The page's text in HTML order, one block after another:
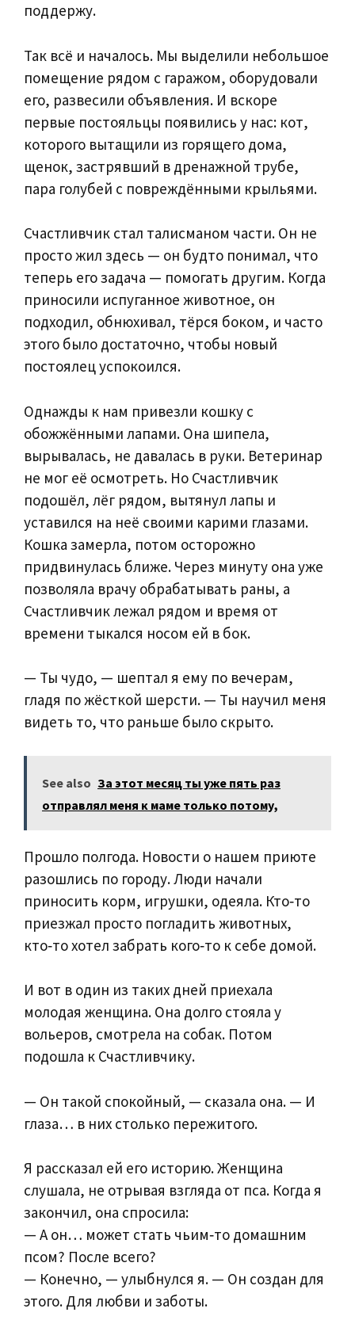
поддержу.
Так всё и началось. Мы выделили небольшое
помещение рядом с гаражом, оборудовали
его, развесили объявления. И вскоре
первые постояльцы появились у нас: кот,
которого вытащили из горящего дома,
щенок, застрявший в дренажной трубе,
пара голубей с повреждёнными крыльями.
Счастливчик стал талисманом части. Он не
просто жил здесь — он будто понимал, что
теперь его задача — помогать другим. Когда
приносили испуганное животное, он
подходил, обнюхивал, тёрся боком, и часто
этого было достаточно, чтобы новый
постоялец успокоился.
Однажды к нам привезли кошку с
обожжёнными лапами. Она шипела,
вырывалась, не давалась в руки. Ветеринар
не мог её осмотреть. Но Счастливчик
подошёл, лёг рядом, вытянул лапы и
уставился на неё своими карими глазами.
Кошка замерла, потом осторожно
придвинулась ближе. Через минуту она уже
позволяла врачу обрабатывать раны, а
Счастливчик лежал рядом и время от
времени тыкался носом ей в бок.
— Ты чудо, — шептал я ему по вечерам,
гладя по жёсткой шерсти. — Ты научил меня
видеть то, что раньше было скрыто.
See also За этот месяц ты уже пять раз
отправлял меня к маме только потому,
Прошло полгода. Новости о нашем приюте
разошлись по городу. Люди начали
приносить корм, игрушки, одеяла. Кто‑то
приезжал просто погладить животных,
кто‑то хотел забрать кого‑то к себе домой.
И вот в один из таких дней приехала
молодая женщина. Она долго стояла у
вольеров, смотрела на собак. Потом
подошла к Счастливчику.
— Он такой спокойный, — сказала она. — И
глаза… в них столько пережитого.
Я рассказал ей его историю. Женщина
слушала, не отрывая взгляда от пса. Когда я
закончил, она спросила:
— А он… может стать чьим‑то домашним
псом? После всего?
— Конечно, — улыбнулся я. — Он создан для
этого. Для любви и заботы.